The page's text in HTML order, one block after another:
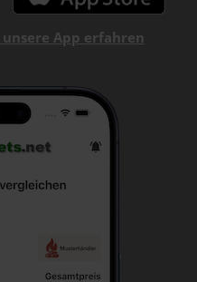
App erfahren